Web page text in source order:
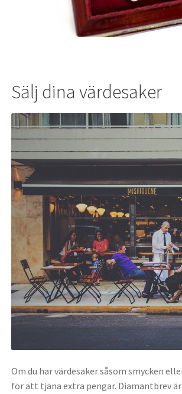
Sälj dina värdesaker
Om du har värdesaker såsom smycken
för att tjäna extra pengar. Diamantbrev